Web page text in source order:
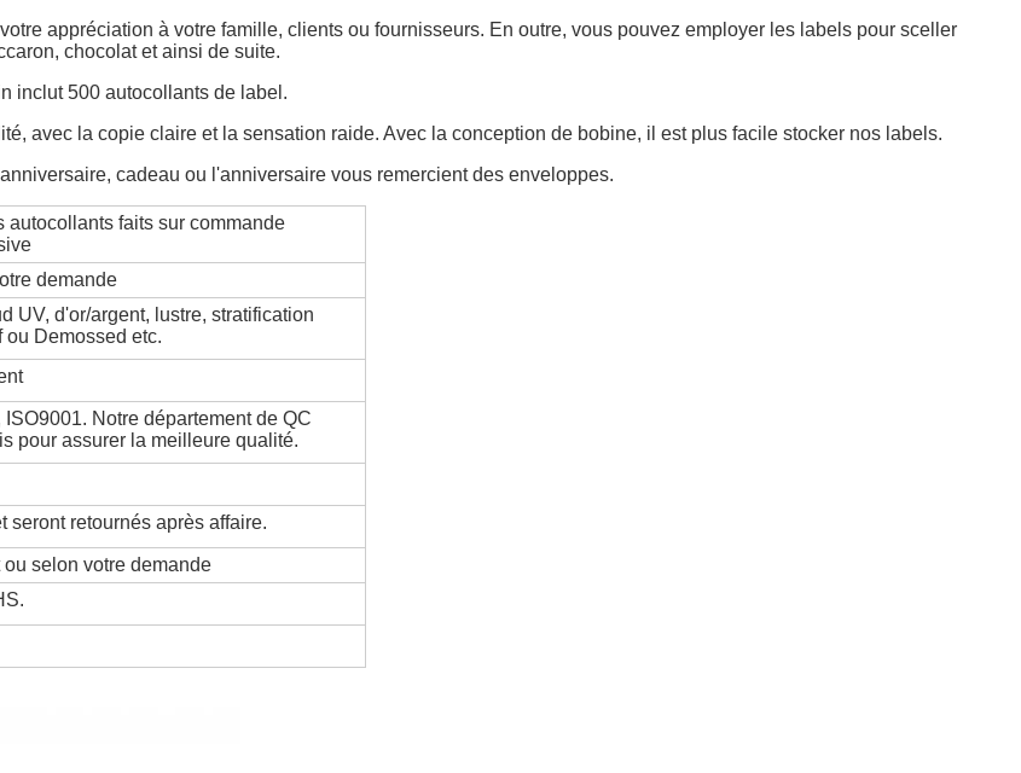
appréciation à votre famille, clients ou fournisseurs. En outre, vous pouvez employer les labels pour sceller
chocolat et ainsi de suite.
inclut 500 autocollants de label.
avec la copie claire et la sensation raide. Avec la conception de bobine, il est plus facile stocker nos labels.
cadeau ou l'anniversaire vous remercient des enveloppes.
autocollants faits sur commande
demande
UV, d'or/argent, lustre, stratification
ou Demossed etc.
Notre département de QC
pour assurer la meilleure qualité.
seront retournés après affaire.
selon votre demande